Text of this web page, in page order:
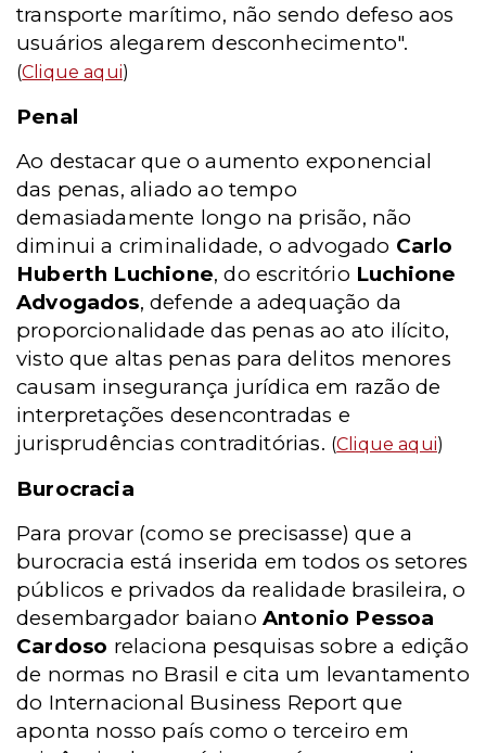
transporte marítimo, não sendo defeso aos
usuários alegarem desconhecimento".
(Clique aqui)
Penal
Ao destacar que o aumento exponencial
das penas, aliado ao tempo
demasiadamente longo na prisão, não
diminui a criminalidade, o advogado Carlo
Huberth Luchione, do escritório Luchione
Advogados, defende a adequação da
proporcionalidade das penas ao ato ilícito,
visto que altas penas para delitos menores
causam insegurança jurídica em razão de
interpretações desencontradas e
jurisprudências contraditórias. (Clique aqui)
Burocracia
Para provar (como se precisasse) que a
burocracia está inserida em todos os setores
públicos e privados da realidade brasileira, o
desembargador baiano Antonio Pessoa
Cardoso relaciona pesquisas sobre a edição
de normas no Brasil e cita um levantamento
do Internacional Business Report que
aponta nosso país como o terceiro em